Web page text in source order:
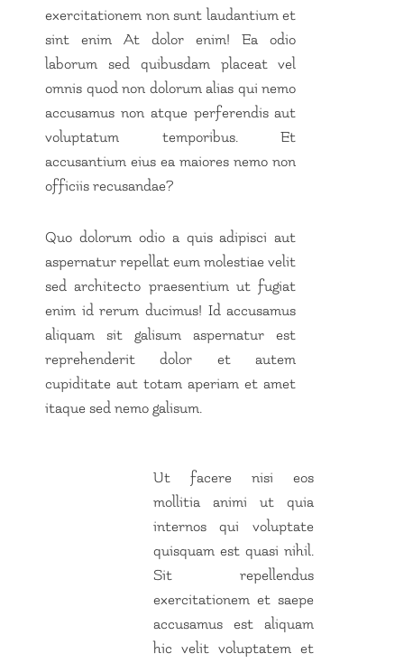
exercitationem non sunt laudantium et
sint enim At dolor enim! Ea odio
laborum sed quibusdam placeat vel
omnis quod non dolorum alias qui nemo
accusamus non atque perferendis aut
voluptatum temporibus. Et
accusantium eius ea maiores nemo non
officiis recusandae?
Quo dolorum odio a quis adipisci aut
aspernatur repellat eum molestiae velit
sed architecto praesentium ut fugiat
enim id rerum ducimus! Id accusamus
aliquam sit galisum aspernatur est
reprehenderit dolor et autem
cupiditate aut totam aperiam et amet
itaque sed nemo galisum.
Ut facere nisi eos
mollitia animi ut quia
internos qui voluptate
quisquam est quasi nihil.
Sit repellendus
exercitationem et saepe
accusamus est aliquam
hic velit voluptatem et